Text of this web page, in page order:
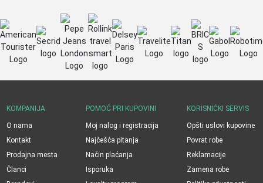
KOMPANIJA
O nama
Kontakt
Prodajna mesta
Članci
POMOĆ PRI KUPOVINI
Moj nalog i registracija
Najčešća pitanja
Način plaćanja
Isporuka
KORISNIČKI SERVIS
Opšti uslovi kupovine
Povrat robe
Reklamacije
Zamena robe